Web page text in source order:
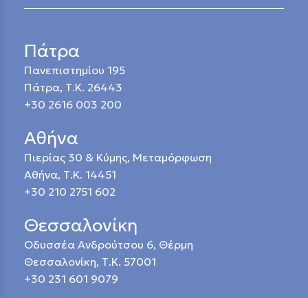
Πάτρα
Πανεπιστημίου 195
Πάτρα, Τ.Κ. 26443
+30 2616 003 200
Αθήνα
Πιερίας 30 & Κύμης, Μεταμόρφωση
Αθήνα, Τ.Κ. 14451
+30 210 2751 602
Θεσσαλονίκη
Οδυσσέα Ανδρούτσου 6, Θέρμη
Θεσσαλονίκη, Τ.Κ. 57001
+30 231 601 9079